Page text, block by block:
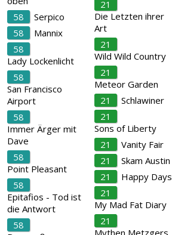
58
Serpico
58
Mannix
58
Lady Lockenlicht
58
San Francisco
Airport
58
Immer Ärger mit
Dave
58
Point Pleasant
58
Epitafios - Tod ist
die Antwort
58
21
Die Letzten ihrer
Art
21
Wild Wild Country
21
Meteor Garden
21
Schlawiner
21
Sons of Liberty
21
Vanity Fair
21
Skam Austin
21
Happy Days
21
My Mad Fat Diary
21
Mythen Metzgers